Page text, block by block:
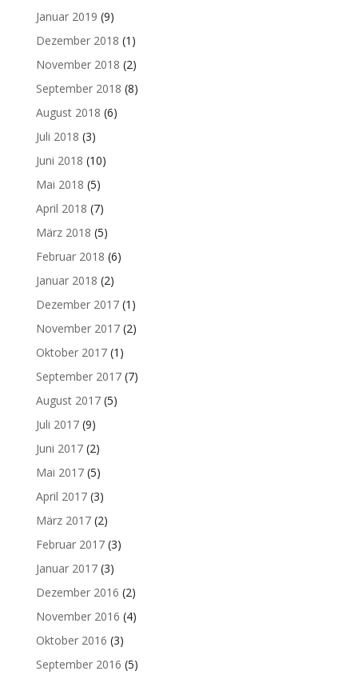
Januar 2019 (9)
Dezember 2018 (1)
November 2018 (2)
September 2018 (8)
August 2018 (6)
Juli 2018 (3)
Juni 2018 (10)
Mai 2018 (5)
April 2018 (7)
März 2018 (5)
Februar 2018 (6)
Januar 2018 (2)
Dezember 2017(1)
November 2017(2)
Oktober 2017(1)
September 2017(7)
August 2017(5)
Juli 2017(9)
Juni 2017(2)
Mai 2017(5)
April 2017(3)
März 2017(2)
Februar 2017(3)
Januar 2017(3)
Dezember 2016 (2)
November 2016 (4)
Oktober 2016 (3)
September 2016 (5)